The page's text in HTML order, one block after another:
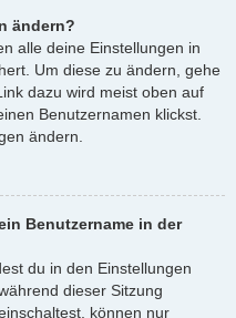
ändern?
alle deine Einstellungen in
Um diese zu ändern, gehe
dazu wird meist oben auf
Benutzernamen klickst.
ändern.
Benutzername in der
du in den Einstellungen
dieser Sitzung
können nur